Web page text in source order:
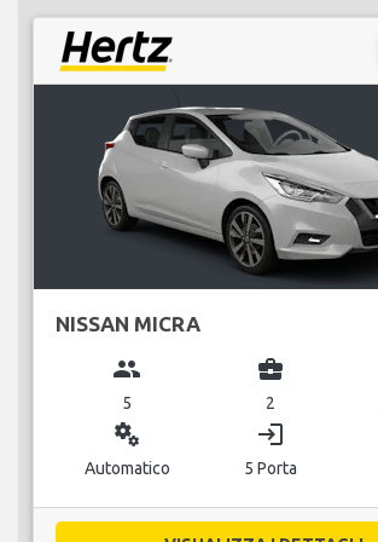
NISSAN MICRA
group
5
business_center
2
miscellaneous_services
Automatico
login
5 Porta